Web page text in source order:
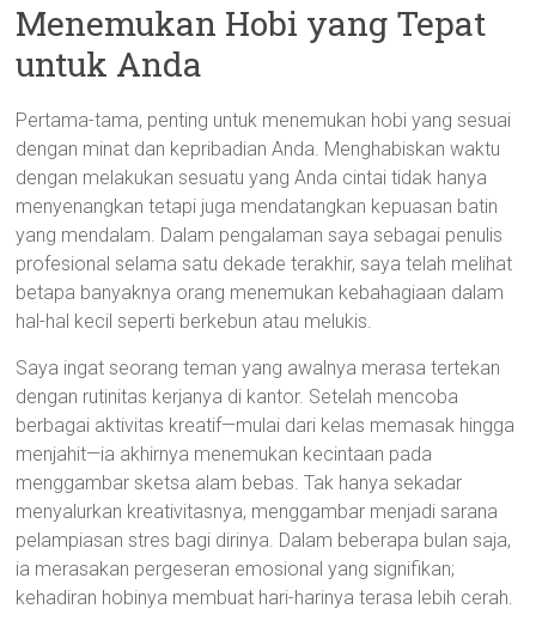
Menemukan Hobi yang Tepat
untuk Anda
Pertama-tama, penting untuk menemukan hobi yang sesuai
dengan minat dan kepribadian Anda. Menghabiskan waktu
dengan melakukan sesuatu yang Anda cintai tidak hanya
menyenangkan tetapi juga mendatangkan kepuasan batin
yang mendalam. Dalam pengalaman saya sebagai penulis
profesional selama satu dekade terakhir, saya telah melihat
betapa banyaknya orang menemukan kebahagiaan dalam
hal-hal kecil seperti berkebun atau melukis.
Saya ingat seorang teman yang awalnya merasa tertekan
dengan rutinitas kerjanya di kantor. Setelah mencoba
berbagai aktivitas kreatif—mulai dari kelas memasak hingga
menjahit—ia akhirnya menemukan kecintaan pada
menggambar sketsa alam bebas. Tak hanya sekadar
menyalurkan kreativitasnya, menggambar menjadi sarana
pelampiasan stres bagi dirinya. Dalam beberapa bulan saja,
ia merasakan pergeseran emosional yang signifikan;
kehadiran hobinya membuat hari-harinya terasa lebih cerah.